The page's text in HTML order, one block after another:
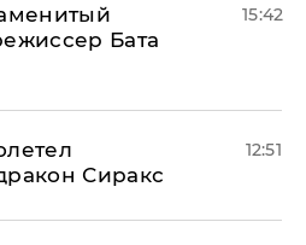
Бата
15:42
Сиракс
12:51